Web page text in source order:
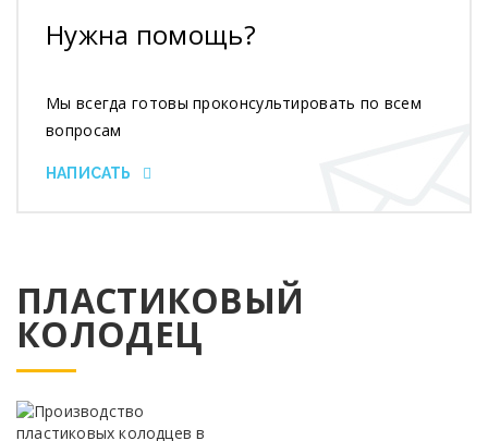
Нужна помощь?
Мы всегда готовы проконсультировать по всем
вопросам
НАПИСАТЬ
ПЛАСТИКОВЫЙ
КОЛОДЕЦ